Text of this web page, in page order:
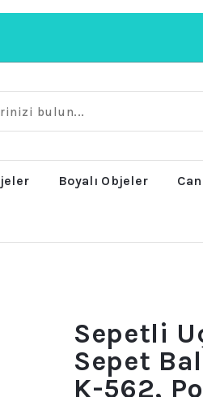
Boyalı Objeler
Sepetli
Sepet
K-562,